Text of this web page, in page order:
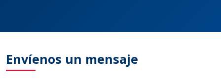
Envíenos un mensaje